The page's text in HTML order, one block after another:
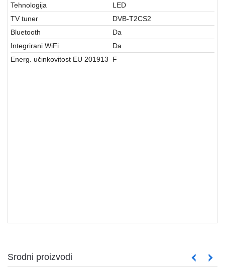
Tehnologija
LED
TV tuner
DVB-T2CS2
Bluetooth
Da
Integrirani WiFi
Da
Energ. učinkovitost EU 201913
F
Srodni proizvodi